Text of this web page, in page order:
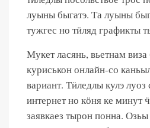
луыны быгатэ. Та луыны
тужгес но тӥляд графикты
Мукет ласянь, вьетнам
куриськон онлайн-со
вариант. Тӥледлы кулэ луоз
интернет но кӧня ке минут
заявкаез тырон понна.